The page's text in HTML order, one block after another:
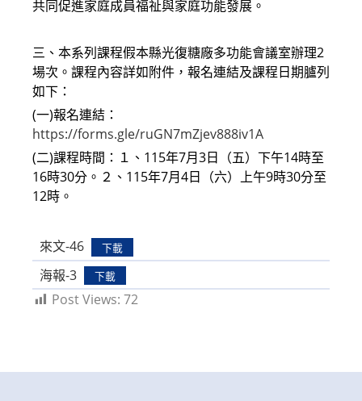
共同促進家庭成員福祉與家庭功能發展。
三、本系列課程假本縣光復糖廠多功能會議室辦理2
場次。課程內容詳如附件，報名連結及課程日期臚列
如下：
(一)報名連結：
https://forms.gle/ruGN7mZjev888iv1A
(二)課程時間：１、115年7月3日（五）下午14時至
16時30分。２、115年7月4日（六）上午9時30分至
12時。
來文-46 下載
海報-3 下載
Post Views: 72